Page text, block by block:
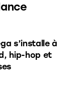
s’installe à
hip-hop et